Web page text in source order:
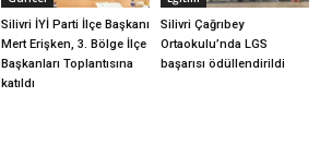
Silivri İYİ Parti İlçe Başkanı
Mert Erişken, 3. Bölge İlçe
Başkanları Toplantısına
katıldı
Silivri Çağrıbey
Ortaokulu’nda LGS
başarısı ödüllendirildi